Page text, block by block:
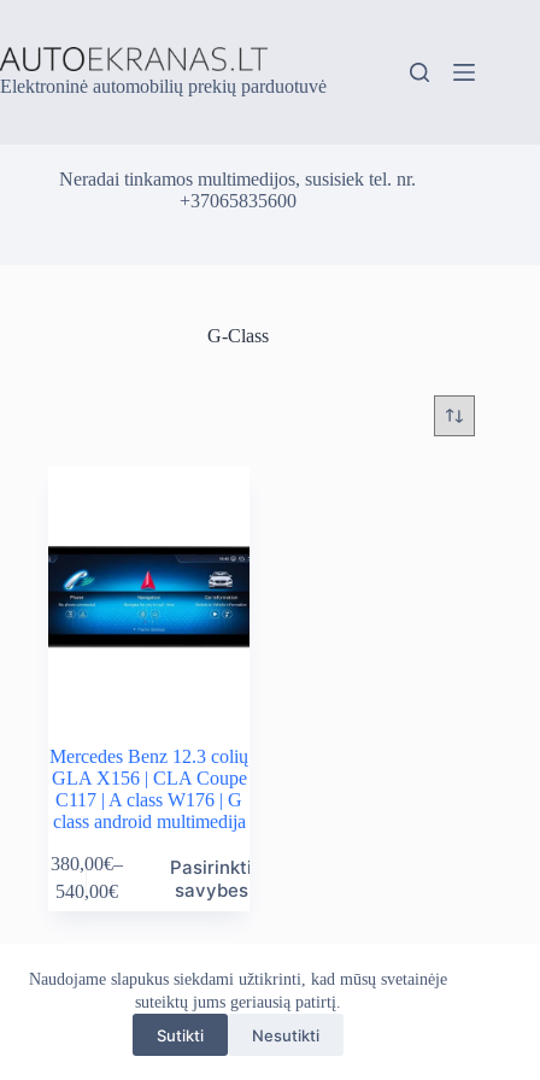
content
Naudojame slapukus siekdami užtikrinti, kad mūsų svetainėje
suteiktų jums geriausią patirtį.
Sutikti Nesutikti
Elektroninė automobilių prekių parduotuvė
Neradai tinkamos multimedijos, susisiek tel. nr.
+37065835600
G-Class
Mercedes Benz 12.3 colių
GLA X156 | CLA Coupe
C117 | A class W176 | G
class android multimedija
380,00€–
540,00€
Price
540,00€
Pasirinkti
savybes
This
product
The
optionsApie mus Grąžinimo politika
Kontaktai
Pristatymo politika
Privatumo politika
Sąlygos ir taisyklės
Autoekranas.lt © 2026 - Visos teisės saugomos. Kopijuoti,